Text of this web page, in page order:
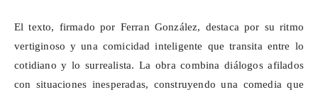
El texto, firmado por Ferran González, destaca por su ritmo
vertiginoso y una comicidad inteligente que transita entre lo
cotidiano y lo surrealista. La obra combina diálogos afilados
con situaciones inesperadas, construyendo una comedia que